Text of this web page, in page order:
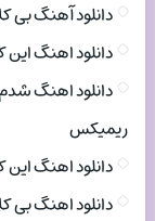
دانلود آهنگ بی
دانلود اهنگ این
دانلود اهنگ
ریمیکس
دانلود اهنگ
دانلود اهنگ